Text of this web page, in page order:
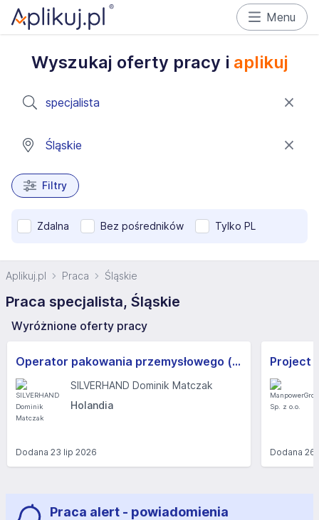
Menu
Wyszukaj oferty pracy i aplikuj
Filtry
Zdalna Bez pośredników Tylko PL
Aplikuj.pl Praca Śląskie
Praca specjalista, Śląskie
Wyróżnione oferty pracy
Operator pakowania przemysłowego (m / k / n) 450-500 EUR netto / tydzień
SILVERHAND Dominik Matczak
Holandia
Dodana 23 lip 2026 Dodana26
Praca alert - powiadomienia